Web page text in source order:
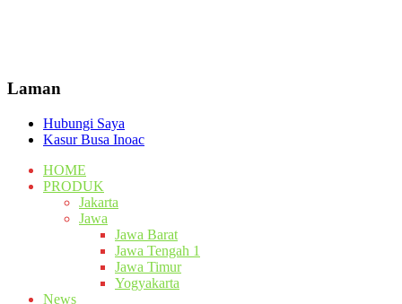
Laman
Hubungi Saya
Kasur Busa Inoac
HOME
PRODUK
Jakarta
Jawa
Jawa Barat
Jawa Tengah 1
Jawa Timur
Yogyakarta
News